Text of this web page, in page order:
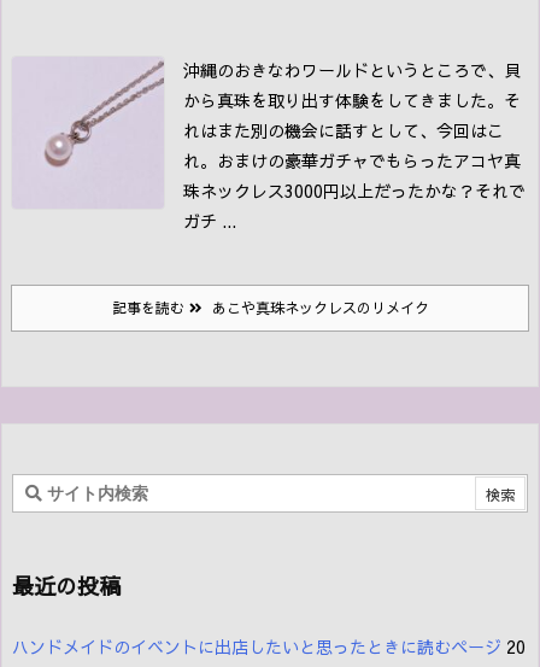
沖縄のおきなわワールドというところで、貝
から真珠を取り出す体験をしてきました。 そ
れはまた別の機会に話すとして、今回はこ
れ。 おまけの豪華ガチャでもらったアコヤ真
珠ネックレス3000円以上だったかな？それで
ガチ ...
記事を読む あこや真珠ネックレスのリメイク
最近の投稿
ハンドメイドのイベントに出店したいと思ったときに読むページ 20